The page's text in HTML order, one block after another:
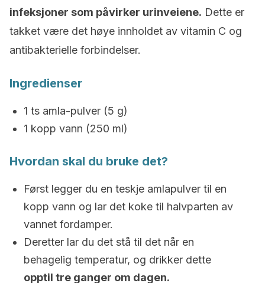
infeksjoner som påvirker urinveiene. Dette er
takket være det høye innholdet av vitamin C og
antibakterielle forbindelser.
Ingredienser
1 ts amla-pulver (5 g)
1 kopp vann (250 ml)
Hvordan skal du bruke det?
Først legger du en teskje amlapulver til en
kopp vann og lar det koke til halvparten av
vannet fordamper.
Deretter lar du det stå til det når en
behagelig temperatur, og drikker dette
opptil tre ganger om dagen.